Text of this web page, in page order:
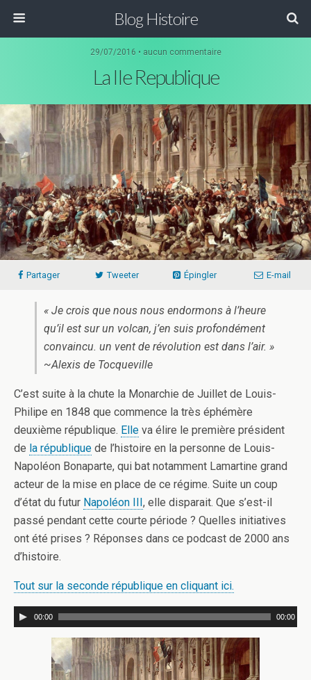
Blog Histoire
29/07/2016 • aucun commentaire
La IIe Republique
Partager Tweeter Épingler E-mail
« Je crois que nous nous endormons à l’heure
qu’il est sur un volcan, j’en suis profondément
convaincu. un vent de révolution est dans l’air. »
~Alexis de Tocqueville
C’est suite à la chute la Monarchie de Juillet de Louis-
Philipe en 1848 que commence la très éphémère
deuxième république. Elle va élire le première président
de la république de l’histoire en la personne de Louis-
Napoléon Bonaparte, qui bat notamment Lamartine grand
acteur de la mise en place de ce régime. Suite un coup
d’état du futur Napoléon III, elle disparait. Que s’est-il
passé pendant cette courte période ? Quelles initiatives
ont été prises ? Réponses dans ce podcast de 2000 ans
d’histoire.
Tout sur la seconde république en cliquant ici.
00:00 00:00